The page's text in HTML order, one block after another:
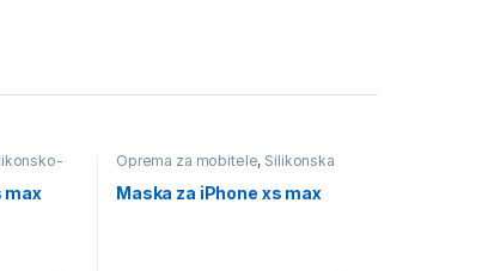
max
Oprema za mobitele, Silikonska
Maska za iPhone xs max